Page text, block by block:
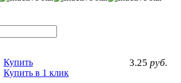
3.25 руб.
Купить
Купить в 1 клик